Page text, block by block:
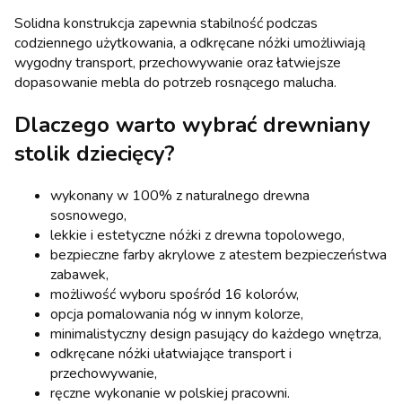
Solidna konstrukcja zapewnia stabilność podczas
codziennego użytkowania, a odkręcane nóżki umożliwiają
wygodny transport, przechowywanie oraz łatwiejsze
dopasowanie mebla do potrzeb rosnącego malucha.
Dlaczego warto wybrać drewniany
stolik dziecięcy?
wykonany w 100% z naturalnego drewna
sosnowego,
lekkie i estetyczne nóżki z drewna topolowego,
bezpieczne farby akrylowe z atestem bezpieczeństwa
zabawek,
możliwość wyboru spośród 16 kolorów,
opcja pomalowania nóg w innym kolorze,
minimalistyczny design pasujący do każdego wnętrza,
odkręcane nóżki ułatwiające transport i
przechowywanie,
ręczne wykonanie w polskiej pracowni.